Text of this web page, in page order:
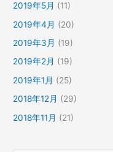
2019年5月 (11)
2019年4月 (20)
2019年3月 (19)
2019年2月 (19)
2019年1月 (25)
2018年12月 (29)
2018年11月 (21)